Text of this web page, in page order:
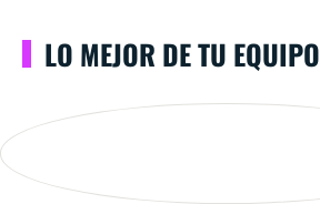
LO MEJOR DE TU EQUIPO